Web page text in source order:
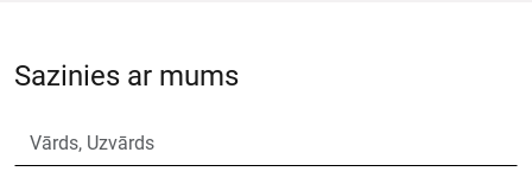
Sazinies ar mums